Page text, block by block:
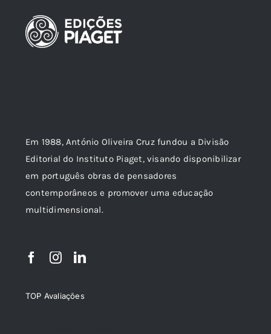
Em 1988, António Oliveira Cruz fundou a Divisão
Editorial do Instituto Piaget, visando disponibilizar
em português obras de pensadores
contemporâneos e promover uma educação
multidimensional.
TOP Avaliações